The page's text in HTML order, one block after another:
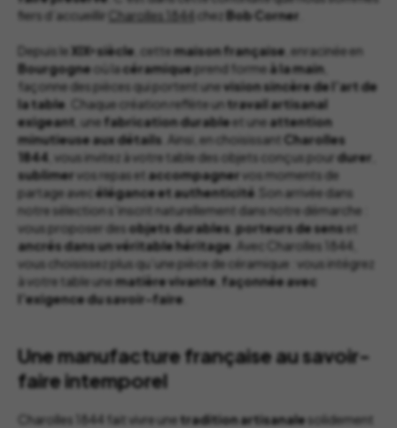
fiers d’accueillir
Charolles 1844 chez Bob Corner
Depuis le XIXᵉ siècle , cettemaison française , enracinée en
Bourgogne où lacéramiqueprend forme à la main
façonne des pièces qui portent unevision sincère de l’art de
la table . Chaque création reflète un travail artisanal
exigeant , une fabrication durableet uneattention
minutieuse aux détails . Ainsi, en choisissant Charolles
1844 , vous invitez à votre table des objets conçus pour durer
sublimer vos repas et accompagner vos moments de
partage avecélégance et authenticité .Son arrivée dans
notre sélection s’inscrit naturellement dans notre démarche :
vous proposer des objets durables porteurs de senset
ancrés dans un véritable héritage . Avec Charolles 1844,
vous choisissez plus qu’une pièce de céramique : vous intégrez
à votre table unematière vivante façonnée avec
l’exigence du savoir-faire
Une manufacture française au savoir-
faire intemporel
Charolles 1844 fait vivre unetradition artisanalesolidement